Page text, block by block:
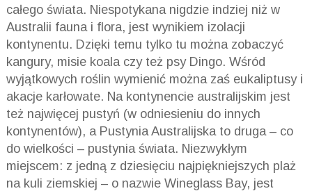
całego świata. Niespotykana nigdzie indziej niż w
Australii fauna i flora, jest wynikiem izolacji
kontynentu. Dzięki temu tylko tu można zobaczyć
kangury, misie koala czy też psy Dingo. Wśród
wyjątkowych roślin wymienić można zaś eukaliptusy i
akacje karłowate. Na kontynencie australijskim jest
też najwięcej pustyń (w odniesieniu do innych
kontynentów), a Pustynia Australijska to druga – co
do wielkości – pustynia świata. Niezwykłym
miejscem: z jedną z dziesięciu najpiękniejszych plaż
na kuli ziemskiej – o nazwie Wineglass Bay, jest